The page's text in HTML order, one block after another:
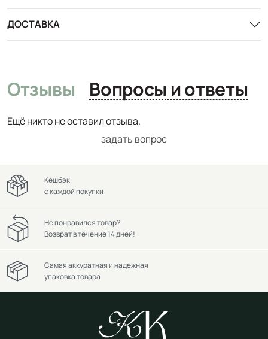
ДОСТАВКА
Отзывы Вопросы и ответы
Ещё никто не оставил отзыва.
задать вопрос
Кешбэк
с каждой покупки
Не понравился товар?
Возврат в течение 14 дней!
Самая аккуратная и надежная
упаковка товара